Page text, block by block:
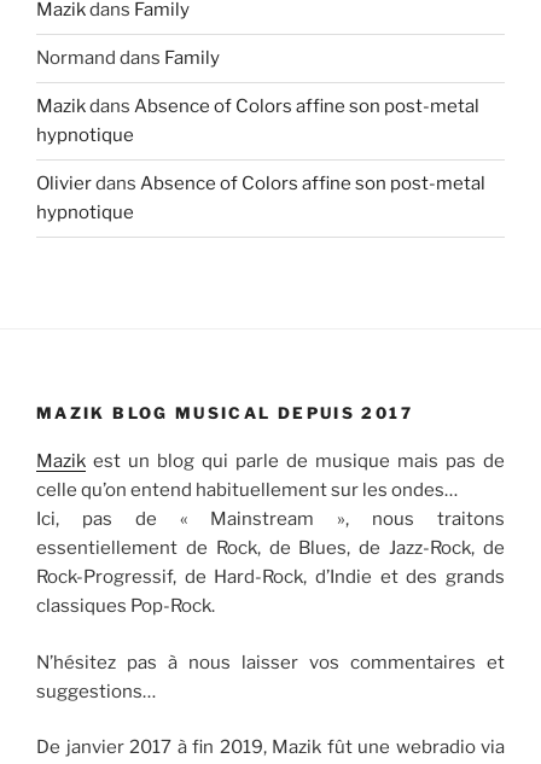
Mazikdans Family
Normand dans Family
Mazikdans Absence of Colors affine son post-metal
hypnotique
Olivierdans Absence of Colors affine son post-metal
hypnotique
MAZIK BLOG MUSICAL DEPUIS 2017
Mazik est un blog qui parle de musique mais pas de
celle qu’on entend habituellement sur les ondes…
Ici, pas de « Mainstream », nous traitons
essentiellement de Rock, de Blues, de Jazz-Rock, de
Rock-Progressif, de Hard-Rock, d’Indie et des grands
classiques Pop-Rock.
N’hésitez pas à nous laisser vos commentaires et
suggestions…
De janvier 2017 à fin 2019, Mazik fût une webradio via